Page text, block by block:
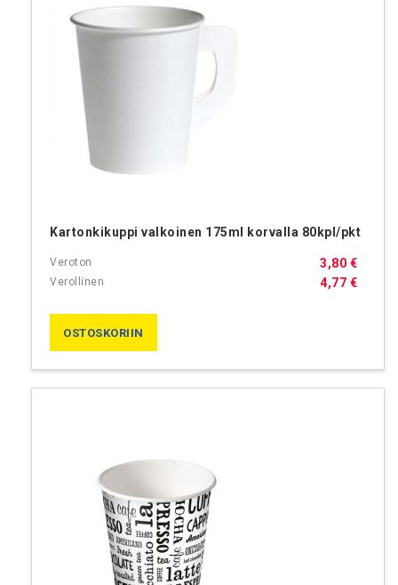
Kartonkikuppi valkoinen 175ml korvalla 80kpl/pkt
4,77 €
3,80 €
OSTOSKORIIN